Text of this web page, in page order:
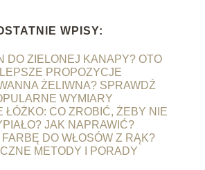
WPISY:
DO ZIELONEJ KANAPY? OTO
PROPOZYCJE
ŻELIWNA? SPRAWDŹ
WYMIARY
ŁÓŻKO: CO ZROBIĆ, ŻEBY NIE
JAK NAPRAWIĆ?
DO WŁOSÓW Z RĄK?
METODY I PORADY